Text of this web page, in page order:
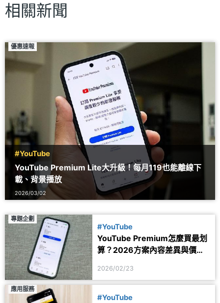
相關新聞
優惠速報
#YouTube
YouTube Premium Lite大升級！每月119也能離線下
載、背景播放
2026/03/02
專題企劃
#YouTube
YouTube Premium怎麼買最划
算？2026方案內容差異與價格
2026/02/23
應用服務
#YouTube